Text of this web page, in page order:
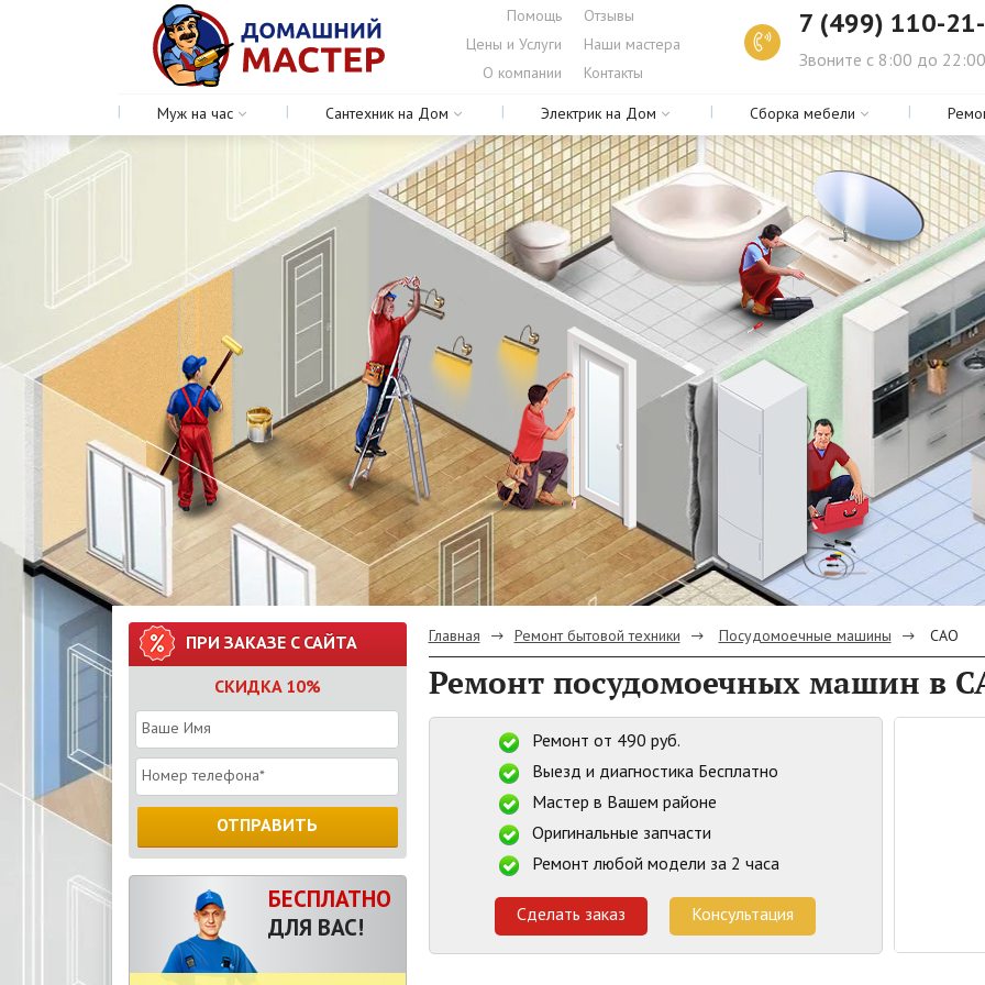
Помощь
Отзывы
Цены и Услуги
Наши мастера
О компании
Контакты
7 (499) 110-
Звоните с 8:00 до 22:00
Муж на час Сантехник на Дом Электрик на Дом Сборка мебели
ПРИ ЗАКАЗЕ С САЙТА
СКИДКА 10%
ОТПРАВИТЬ
БЕСПЛАТНО
ДЛЯ ВАС!
Главная Ремонт бытовой техники Посудомоечные машины САО
Ремонт посудомоечных машин в
Ремонт от 490 руб.
Выезд и диагностика Бесплатно
Мастер в Вашем районе
Оригинальные запчасти
Ремонт любой модели за 2 часа
Сделать заказ Консультация